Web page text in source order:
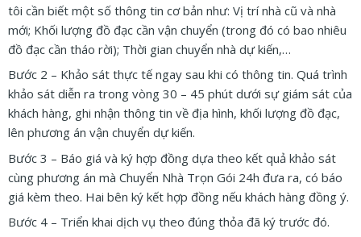
tôi cần biết một số thông tin cơ bản như: Vị trí nhà cũ và nhà
mới; Khối lượng đồ đạc cần vận chuyển (trong đó có bao nhiêu
đồ đạc cần tháo rời); Thời gian chuyển nhà dự kiến,…
Bước 2 – Khảo sát thực tế ngay sau khi có thông tin. Quá trình
khảo sát diễn ra trong vòng 30 – 45 phút dưới sự giám sát của
khách hàng, ghi nhận thông tin về địa hình, khối lượng đồ đạc,
lên phương án vận chuyển dự kiến.
Bước 3 – Báo giá và ký hợp đồng dựa theo kết quả khảo sát
cùng phương án mà Chuyển Nhà Trọn Gói 24h đưa ra, có báo
giá kèm theo. Hai bên ký kết hợp đồng nếu khách hàng đồng ý.
Bước 4 – Triển khai dịch vụ theo đúng thỏa đã ký trước đó.